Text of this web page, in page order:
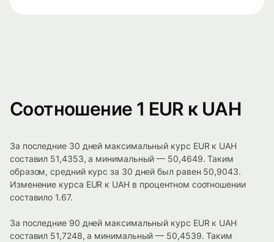
Соотношение 1 EUR к UAH
За последние 30 дней максимальный курс EUR к UAH
составил 51,4353, а минимальный — 50,4649. Таким
образом, средний курс за 30 дней был равен 50,9043.
Изменение курса EUR к UAH в процентном соотношении
составило 1.67.
За последние 90 дней максимальный курс EUR к UAH
составил 51,7248, а минимальный — 50,4539. Таким